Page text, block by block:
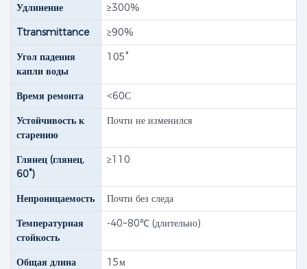
Удлинение
≥300%
Ttransmittance
≥90%
Угол падения
капли воды
105°
Время ремонта
<60С
Устойчивость к
старению
Почти не изменился
Глянец (глянец,
60°)
≥110
Непроницаемость
Почти без следа
Температурная
стойкость
-40~80℃ (длительно)
Общая длина
15м